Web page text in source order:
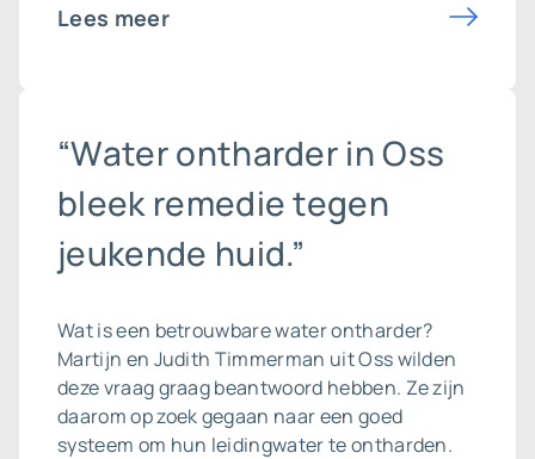
Lees meer
“Water ontharder in Oss
bleek remedie tegen
jeukende huid.”
Wat is een betrouwbarewater ontharder?
Martijn en Judith Timmerman uit Oss wilden
deze vraag graag beantwoord hebben. Ze zijn
daarom op zoek gegaan naar een goed
systeem om hun leidingwater te ontharden.